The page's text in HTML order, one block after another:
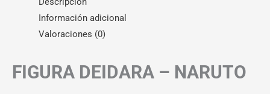
Información adicional
Valoraciones (0)
FIGURA DEIDARA – NARUTO